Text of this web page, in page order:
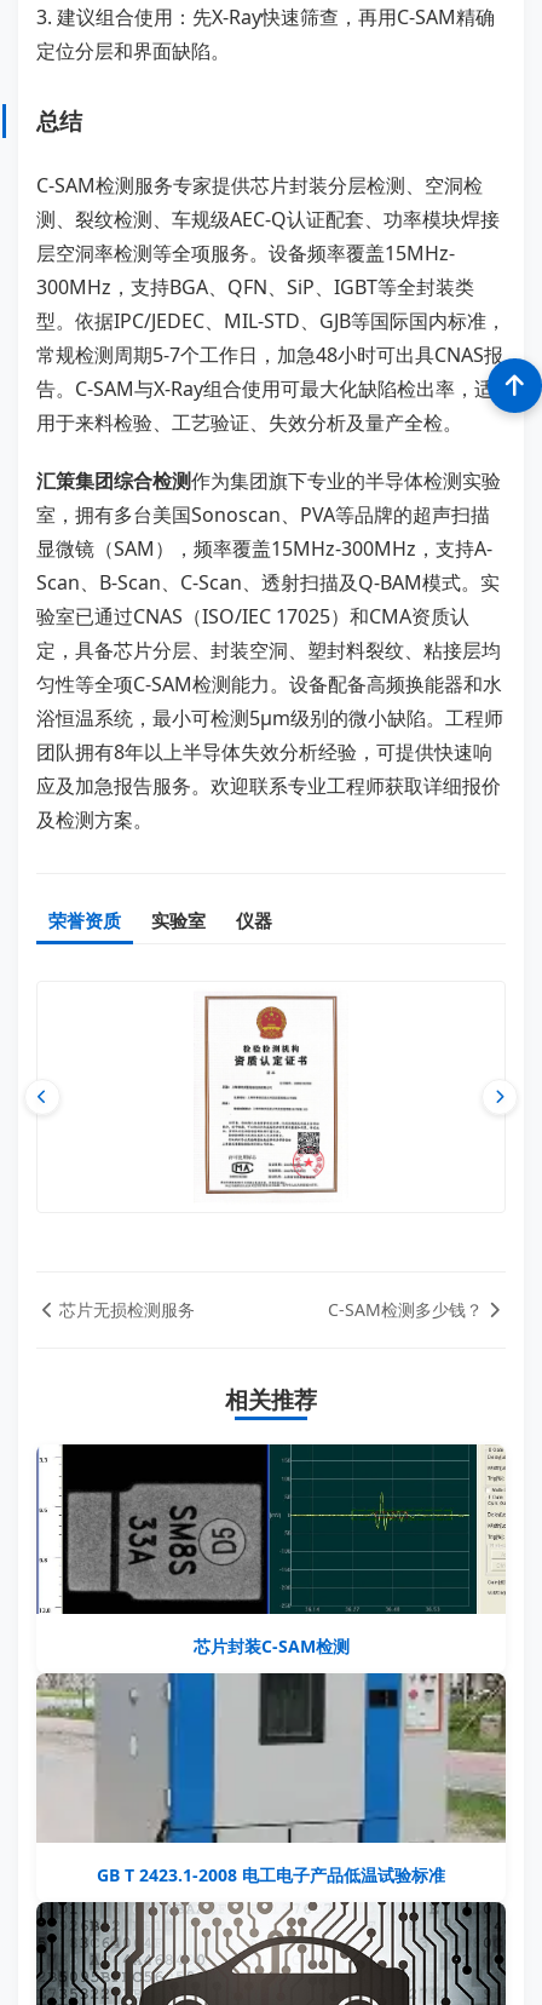
3. 建议组合使用：先X-Ray快速筛查，再用C-SAM精确
定位分层和界面缺陷。
总结
C-SAM检测服务专家提供芯片封装分层检测、空洞检
测、裂纹检测、车规级AEC-Q认证配套、功率模块焊接
层空洞率检测等全项服务。设备频率覆盖15MHz-
300MHz，支持BGA、QFN、SiP、IGBT等全封装类
型。依据IPC/JEDEC、MIL-STD、GJB等国际国内标准，
常规检测周期5-7个工作日，加急48小时可出具CNAS报
告。C-SAM与X-Ray组合使用可最大化缺陷检出率，适
用于来料检验、工艺验证、失效分析及量产全检。
汇策集团综合检测作为集团旗下专业的半导体检测实验
室，拥有多台美国Sonoscan、PVA等品牌的超声扫描
显微镜（SAM），频率覆盖15MHz-300MHz，支持A-
Scan、B-Scan、C-Scan、透射扫描及Q-BAM模式。实
验室已通过CNAS（ISO/IEC 17025）和CMA资质认
定，具备芯片分层、封装空洞、塑封料裂纹、粘接层均
匀性等全项C-SAM检测能力。设备配备高频换能器和水
浴恒温系统，最小可检测5μm级别的微小缺陷。工程师
团队拥有8年以上半导体失效分析经验，可提供快速响
应及加急报告服务。欢迎联系专业工程师获取详细报价
及检测方案。
荣誉资质 实验室 仪器
芯片无损检测服务 C-SAM检测多少钱？
相关推荐
芯片封装C-SAM检测
GB T 2423.1-2008 电工电子产品低温试验标准